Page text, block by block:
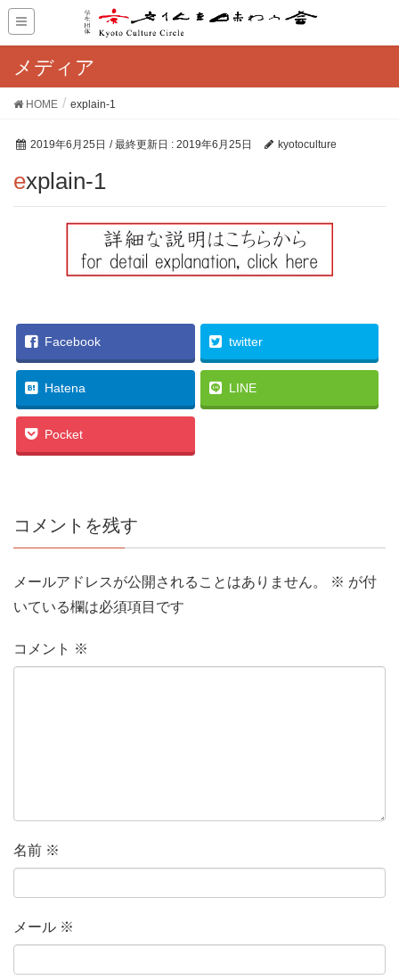
メディア
HOME explain-1
2019年6月25日 / 最終更新日 : 2019年6月25日 kyotoculture
explain-1
Facebook twitter
Hatena LINE
Pocket
コメントを残す
メールアドレスが公開されることはありません。 ※ が付
いている欄は必須項目です
コメント ※
名前 ※
メール ※